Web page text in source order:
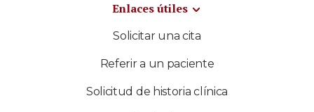
Enlaces útiles
Solicitar una cita
Referir a un paciente
Solicitud de historia clínica